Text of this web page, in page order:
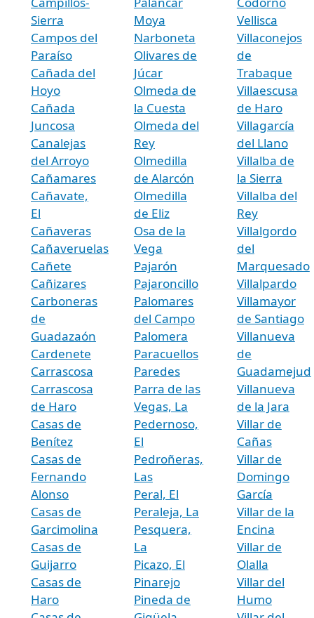
Sierra
Campos del
Paraíso
Cañada del
Hoyo
Cañada
Juncosa
Canalejas
del Arroyo
Cañamares
Cañavate,
El
Cañaveras
Cañaveruelas
Cañete
Cañizares
Carboneras
de
Guadazaón
Cardenete
Carrascosa
Carrascosa
de Haro
Casas de
Benítez
Casas de
Fernando
Alonso
Casas de
Garcimolina
Casas de
Guijarro
Casas de
Haro
Moya
Narboneta
Olivares de
Júcar
Olmeda de
la Cuesta
Olmeda del
Rey
Olmedilla
de Alarcón
Olmedilla
de Eliz
Osa de la
Vega
Pajarón
Pajaroncillo
Palomares
del Campo
Palomera
Paracuellos
Paredes
Parra de las
Vegas, La
Pedernoso,
El
Pedroñeras,
Las
Peral, El
Peraleja, La
Pesquera,
La
Picazo, El
Pinarejo
Pineda de
Vellisca
Villaconejos
de
Trabaque
Villaescusa
de Haro
Villagarcía
del Llano
Villalba de
la Sierra
Villalba del
Rey
Villalgordo
del
Marquesado
Villalpardo
Villamayor
de Santiago
Villanueva
de
Guadamejud
Villanueva
de la Jara
Villar de
Cañas
Villar de
Domingo
García
Villar de la
Encina
Villar de
Olalla
Villar del
Humo